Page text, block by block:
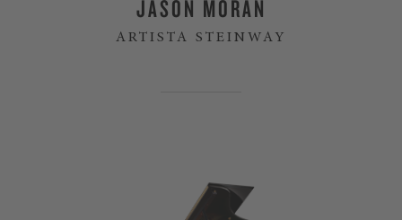
JASON MORAN
ARTISTA STEINWAY